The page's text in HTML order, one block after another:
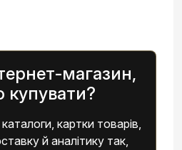
магазин,
купувати?
картки товарів,
й аналітику так,